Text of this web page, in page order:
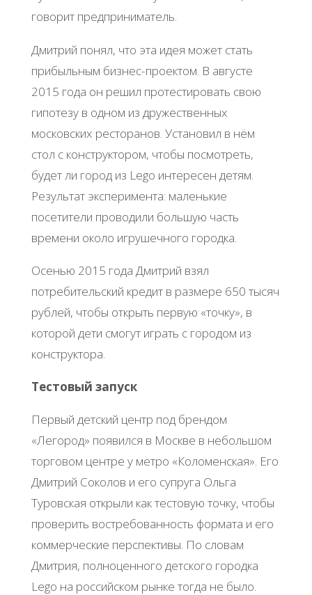
говорит предприниматель.
Дмитрий понял, что эта идея может стать
прибыльным бизнес-проектом. В августе
2015 года он решил протестировать свою
гипотезу в одном из дружественных
московских ресторанов. Установил в нём
стол с конструктором, чтобы посмотреть,
будет ли город из Lego интересен детям.
Результат эксперимента: маленькие
посетители проводили большую часть
времени около игрушечного городка.
Осенью 2015 года Дмитрий взял
потребительский кредит в размере 650 тысяч
рублей, чтобы открыть первую «точку», в
которой дети смогут играть с городом из
конструктора.
Тестовый запуск
Первый детский центр под брендом
«Легород» появился в Москве в небольшом
торговом центре у метро «Коломенская». Его
Дмитрий Соколов и его супруга Ольга
Туровская открыли как тестовую точку, чтобы
проверить востребованность формата и его
коммерческие перспективы. По словам
Дмитрия, полноценного детского городка
Lego на российском рынке тогда не было.